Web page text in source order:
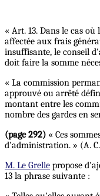
« Art. 13. Dans le cas
affectée aux frais
insuffisante, le conseil
doit faire la somme
« La commission
approuvé ou arrêté
montant entre les
nombre des gardes en
(page 292) « Ces
d'administration. » (A.
M. Le Grelle propose
13 la phrase suivante :